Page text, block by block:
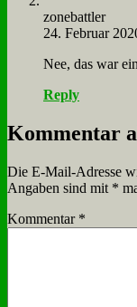
zone­batt­ler
24. Februar
Nee, das war
Reply
Kommentar
Die E-Mail-Adresse
Angaben sind mit *
Kommentar *